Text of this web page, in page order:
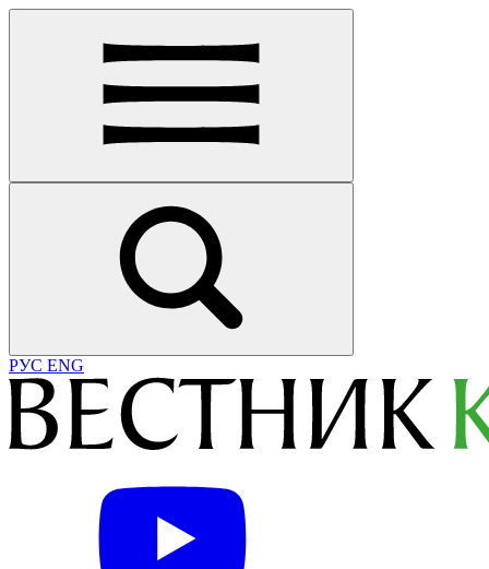
РУС ENG